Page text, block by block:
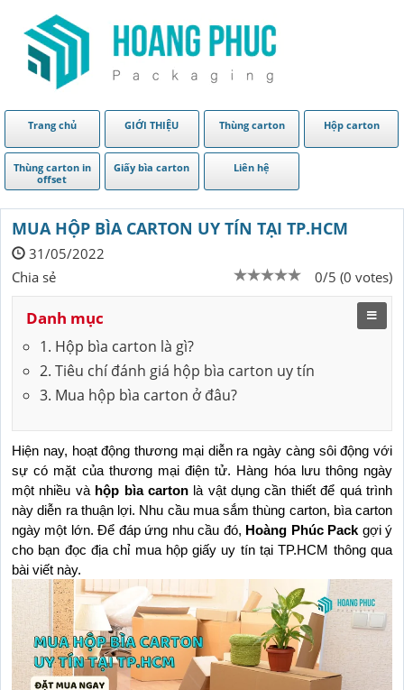
Trang chủ GIỚI THIỆU Thùng carton Hộp carton
Thùng carton in
offset
Giấy bìa carton Liên hệ
MUA HỘP BÌA CARTON UY TÍN TẠI TP.HCM
31/05/2022
0/5 (0 votes)
Chia sẻ
Danh mục
1. Hộp bìa carton là gì?
2. Tiêu chí đánh giá hộp bìa carton uy tín
3. Mua hộp bìa carton ở đâu?
Hiện nay, hoạt động thương mại diễn ra ngày càng sôi động với
sự có mặt của thương mại điện tử. Hàng hóa lưu thông ngày
một nhiều và hộp bìa carton là vật dụng cần thiết để quá trình
này diễn ra thuận lợi. Nhu cầu mua sắm thùng carton, bìa carton
ngày một lớn. Để đáp ứng nhu cầu đó, Hoàng Phúc Pack gợi ý
cho bạn đọc địa chỉ mua hộp giấy uy tín tại TP.HCM thông qua
bài viết này.